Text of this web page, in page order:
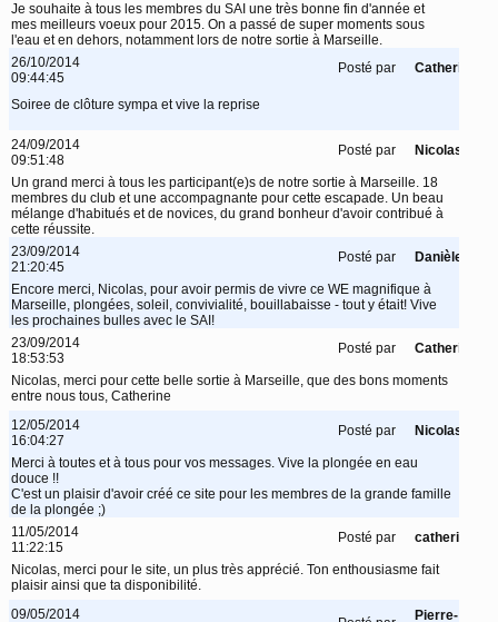
Je souhaite à tous les membres du SAI une très bonne fin d'année et
mes meilleurs voeux pour 2015. On a passé de super moments sous
l'eau et en dehors, notamment lors de notre sortie à Marseille.
26/10/2014
09:44:45
Posté par Catherine
Soiree de clôture sympa et vive la reprise
24/09/2014
09:51:48
Posté par Nicolas
Un grand merci à tous les participant(e)s de notre sortie à Marseille. 18
membres du club et une accompagnante pour cette escapade. Un beau
mélange d'habitués et de novices, du grand bonheur d'avoir contribué à
cette réussite.
23/09/2014
21:20:45
Posté par Danièle
Encore merci, Nicolas, pour avoir permis de vivre ce WE magnifique à
Marseille, plongées, soleil, convivialité, bouillabaisse - tout y était! Vive
les prochaines bulles avec le SAI!
23/09/2014
18:53:53
Posté par Catherine
Nicolas, merci pour cette belle sortie à Marseille, que des bons moments
entre nous tous, Catherine
12/05/2014
16:04:27
Posté par Nicolas
Merci à toutes et à tous pour vos messages. Vive la plongée en eau
douce !!
C'est un plaisir d'avoir créé ce site pour les membres de la grande famille
de la plongée ;)
11/05/2014
11:22:15
Posté par catherine
Nicolas, merci pour le site, un plus très apprécié. Ton enthousiasme fait
plaisir ainsi que ta disponibilité.
09/05/2014
Pierre-